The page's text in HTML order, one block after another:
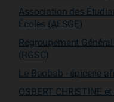
Association des
Écoles (AESGE)
Regroupement
(RGSC)
Le Baobab - épicerie
OSBERT CHRISTINE